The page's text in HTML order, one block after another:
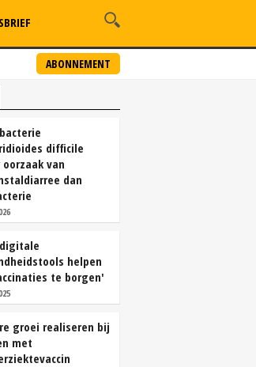
ABONNEMENT
difficile
van
dan
helpen
te borgen'
groei realiseren bij
met